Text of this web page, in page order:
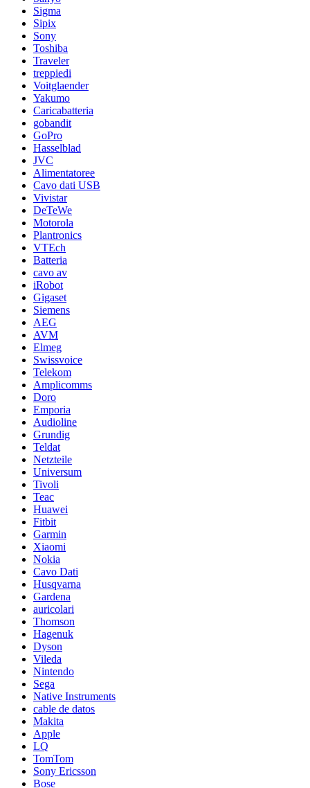
Sigma
Sipix
Sony
Toshiba
Traveler
treppiedi
Voitglaender
Yakumo
Caricabatteria
gobandit
GoPro
Hasselblad
JVC
Alimentatoree
Cavo dati USB
Vivistar
DeTeWe
Motorola
Plantronics
VTEch
Batteria
cavo av
iRobot
Gigaset
Siemens
AEG
AVM
Elmeg
Swissvoice
Telekom
Amplicomms
Doro
Emporia
Audioline
Grundig
Teldat
Netzteile
Universum
Tivoli
Teac
Huawei
Fitbit
Garmin
Xiaomi
Nokia
Cavo Dati
Husqvarna
Gardena
auricolari
Thomson
Hagenuk
Dyson
Vileda
Nintendo
Sega
Native Instruments
cable de datos
Makita
Apple
LQ
TomTom
Sony Ericsson
Bose